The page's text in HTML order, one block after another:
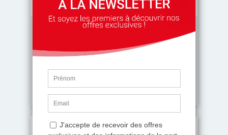
Adhésif Nitto Double Face sans
demandez vos accès